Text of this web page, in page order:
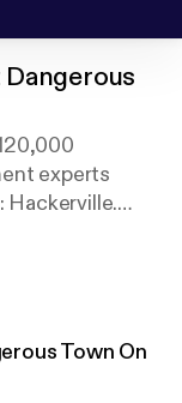
experts
Hackerville.
with
been
of NASA,
that’s
waking up
Town On